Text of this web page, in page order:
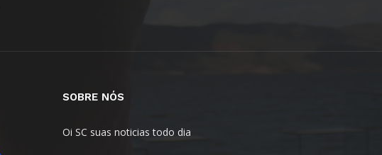
SOBRE NÓS
Oi SC suas noticias todo dia